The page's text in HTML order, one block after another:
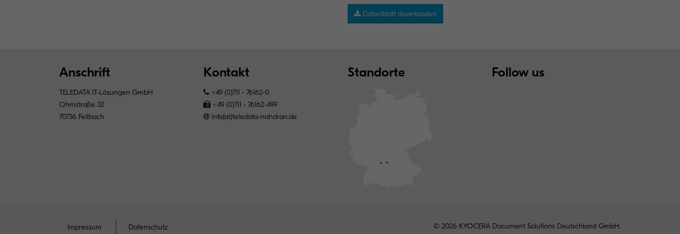
Datenblatt downloaden
Anschrift
TELEDATA IT-Lösungen GmbH
Ohmstraße 32
70736 Fellbach
Kontakt
+49 (0)711 - 76162-0
+49 (0)711 - 76162-499
info(at)teledata-nahdran.de
Standorte Follow us
Impressum Datenschutz © 2026 KYOCERA Document Solutions Deutschland GmbH.